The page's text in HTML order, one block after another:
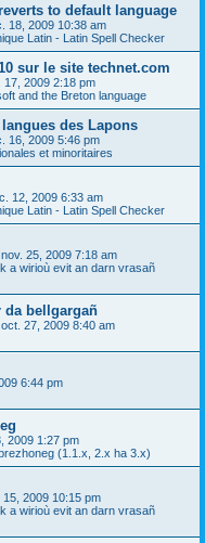
to default language
18, 2009 10:38 am
Latin - Latin Spell Checker
sur le site technet.com
17, 2009 2:18 pm
and the Breton language
des Lapons
16, 2009 5:46 pm
et minoritaires
12, 2009 6:33 am
Latin - Latin Spell Checker
25, 2009 7:18 am
a wirioù evit an darn vrasañ
da bellgargañ
27, 2009 8:40 am
6:44 pm
2009 1:27 pm
(1.1.x, 2.x ha 3.x)
15, 2009 10:15 pm
a wirioù evit an darn vrasañ